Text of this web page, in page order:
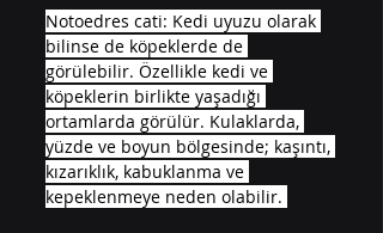
Notoedres cati: Kedi uyuzu olarak
bilinse de köpeklerde de
görülebilir. Özellikle kedi ve
köpeklerin birlikte yaşadığı
ortamlarda görülür. Kulaklarda,
yüzde ve boyun bölgesinde; kaşıntı,
kızarıklık, kabuklanma ve
kepeklenmeye neden olabilir.